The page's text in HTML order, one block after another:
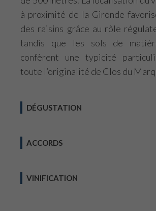
à proximité de la Gironde
des raisins grâce au rôle
tandis que les sols de
confèrent une typicité
toute l’originalité de Clos du
DÉGUSTATION
ACCORDS
VINIFICATION